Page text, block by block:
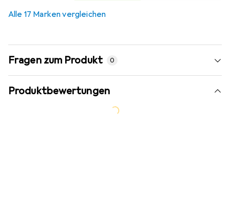
Alle 17 Marken vergleichen
Fragen zum Produkt 0
Produktbewertungen